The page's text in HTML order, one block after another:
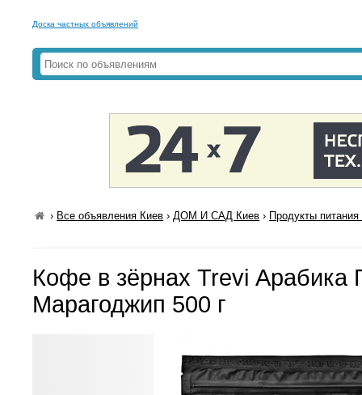
Доска частных объявлений
› Все объявления Киев ›ДОМ И САД Киев › Продукты
Кофе в зёрнах Trevi Арабика
Марагоджип 500 г